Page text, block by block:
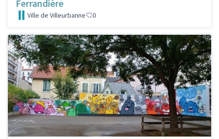
Ferrandière
Ville de Villeurbanne 0